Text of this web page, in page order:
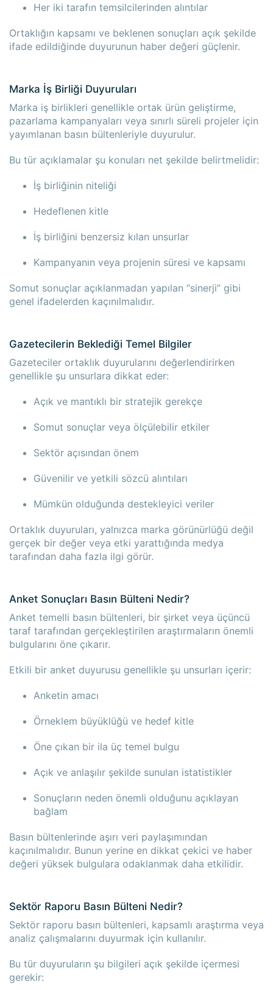
Her iki tarafın temsilcilerinden alıntılar
Ortaklığın kapsamı ve beklenen sonuçları açık şekilde
ifade edildiğinde duyurunun haber değeri güçlenir.
Marka İş Birliği Duyuruları
Marka iş birlikleri genellikle ortak ürün geliştirme,
pazarlama kampanyaları veya sınırlı süreli projeler için
yayımlanan basın bültenleriyle duyurulur.
Bu tür açıklamalar şu konuları net şekilde belirtmelidir:
İş birliğinin niteliği
Hedeflenen kitle
İş birliğini benzersiz kılan unsurlar
Kampanyanın veya projenin süresi ve kapsamı
Somut sonuçlar açıklanmadan yapılan “sinerji” gibi
genel ifadelerden kaçınılmalıdır.
Gazetecilerin Beklediği Temel Bilgiler
Gazeteciler ortaklık duyurularını değerlendirirken
genellikle şu unsurlara dikkat eder:
Açık ve mantıklı bir stratejik gerekçe
Somut sonuçlar veya ölçülebilir etkiler
Sektör açısından önem
Güvenilir ve yetkili sözcü alıntıları
Mümkün olduğunda destekleyici veriler
Ortaklık duyuruları, yalnızca marka görünürlüğü değil
gerçek bir değer veya etki yarattığında medya
tarafından daha fazla ilgi görür.
Anket Sonuçları Basın Bülteni Nedir?
Anket temelli basın bültenleri, bir şirket veya üçüncü
taraf tarafından gerçekleştirilen araştırmaların önemli
bulgularını öne çıkarır.
Etkili bir anket duyurusu genellikle şu unsurları içerir:
Anketin amacı
Örneklem büyüklüğü ve hedef kitle
Öne çıkan bir ila üç temel bulgu
Açık ve anlaşılır şekilde sunulan istatistikler
Sonuçların neden önemli olduğunu açıklayan
bağlam
Basın bültenlerinde aşırı veri paylaşımından
kaçınılmalıdır. Bunun yerine en dikkat çekici ve haber
değeri yüksek bulgulara odaklanmak daha etkilidir.
Sektör Raporu Basın Bülteni Nedir?
Sektör raporu basın bültenleri, kapsamlı araştırma veya
analiz çalışmalarını duyurmak için kullanılır.
Bu tür duyuruların şu bilgileri açık şekilde içermesi
gerekir: